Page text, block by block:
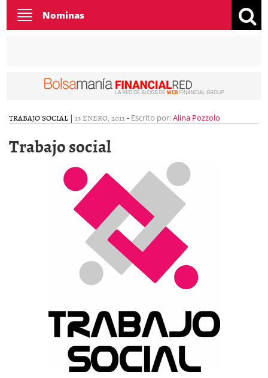
Toggle
navigation
Nominas
TRABAJO SOCIAL | 13 ENERO, 2011 - Escrito por:Alina Pozzolo
Trabajo social